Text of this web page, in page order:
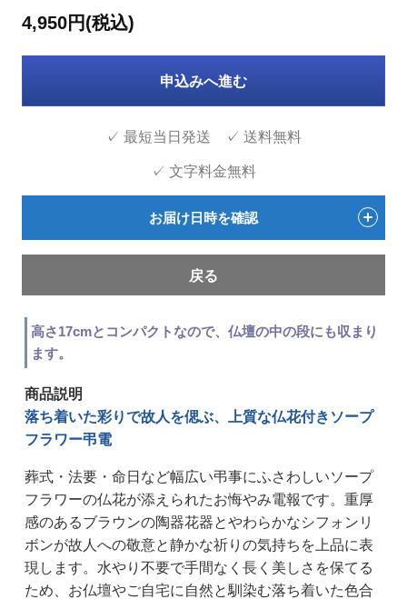
高さ17cmとコンパクトなので、仏壇の中の段にも収まり
ます。
商品説明
落ち着いた彩りで故人を偲ぶ、上質な仏花付きソープ
フラワー弔電
葬式・法要・命日など幅広い弔事にふさわしいソープ
フラワーの仏花が添えられたお悔やみ電報です。重厚
感のあるブラウンの陶器花器とやわらかなシフォンリ
ボンが故人への敬意と静かな祈りの気持ちを上品に表
現します。水やり不要で手間なく長く美しさを保てる
ため、お仏壇やご自宅に自然と馴染む落ち着いた色合
4,950円(税込)
申込みへ進む
✓ 最短当日発送 ✓ 送料無料
✓ 文字料金無料
お届け日時を確認
戻る